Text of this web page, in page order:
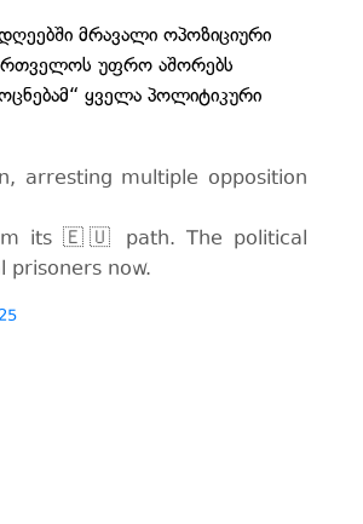
მრავალი ოპოზიციური
უფრო აშორებს
ყველა პოლიტიკური
arresting multiple opposition
its 🇪🇺 path. The political
prisoners now.